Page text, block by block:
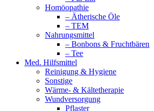
Homöopathie
– Ätherische Öle
– TEM
Nahrungsmittel
– Bonbons & Fruchtbären
– Tee
Med. Hilfsmittel
Reinigung & Hygiene
Sonstige
Wärme- & Kältetherapie
Wundversorgung
Pflaster